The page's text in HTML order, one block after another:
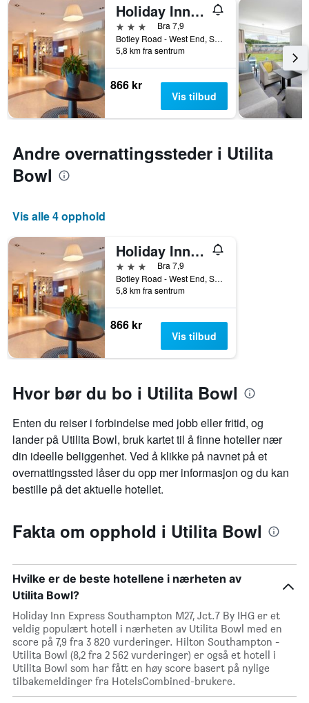
Holiday Inn Express Southampton M27, Jct.7 By IHG
3 stjernerBra 7,9
Botley Road - West End, Southampton, Storbritannia
5,8 km fra sentrum
866 kr
Vis tilbud
Andre overnattingssteder i Utilita
Bowl
Vis alle 4 opphold
Holiday Inn Express Southampton M27, Jct.7 By IHG
3 stjernerBra 7,9
Botley Road - West End, Southampton, Storbritannia
5,8 km fra sentrum
866 kr
Vis tilbud
Hvor bør du bo i Utilita Bowl
Enten du reiser i forbindelse med jobb eller fritid, og
lander på Utilita Bowl, bruk kartet til å finne hoteller nær
din ideelle beliggenhet. Ved å klikke på navnet på et
overnattingssted låser du opp mer informasjon og du kan
bestille på det aktuelle hotellet.
Fakta om opphold i Utilita Bowl
Hvilke er de beste hotellene i nærheten av
Utilita Bowl?
Holiday Inn Express Southampton M27, Jct.7 By IHG er et
veldig populært hotell i nærheten av Utilita Bowl med en
score på 7,9 fra 3 820 vurderinger. Hilton Southampton -
Utilita Bowl (8,2 fra 2 562 vurderinger) er også et hotell i
Utilita Bowl som har fått en høy score basert på nylige
tilbakemeldinger fra HotelsCombined-brukere.